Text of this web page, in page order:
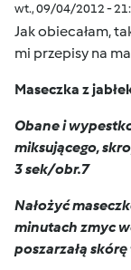
wt., 09/04/2012 -
Jak obiecałam,
mi przepisy na
Maseczka z
Obane i
miksującego,
3 sek/obr.7
Nałożyć
minutach zmyc
poszarzałą